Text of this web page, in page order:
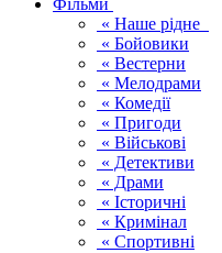
Фільми
« Наше рідне
« Бойовики
« Вестерни
« Мелодрами
« Комедії
« Пригоди
« Військові
« Детективи
« Драми
« Історичні
« Кримінал
« Спортивні